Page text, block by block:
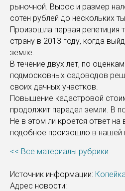
рыночной. Вырос и размер
сотен рублей до нескольких
Произошла первая репетиция
страну в 2013 году, когда
земле.
В течение двух лет, по
подмосковных садоводов
своих дачных участков.
Повышение кадастровой
продолжит передел земли. В
Не в этом ли кроется ответ
подобное произошло в нашей
<< Все материалы рубрики
Источник информации:
Адрес новости: